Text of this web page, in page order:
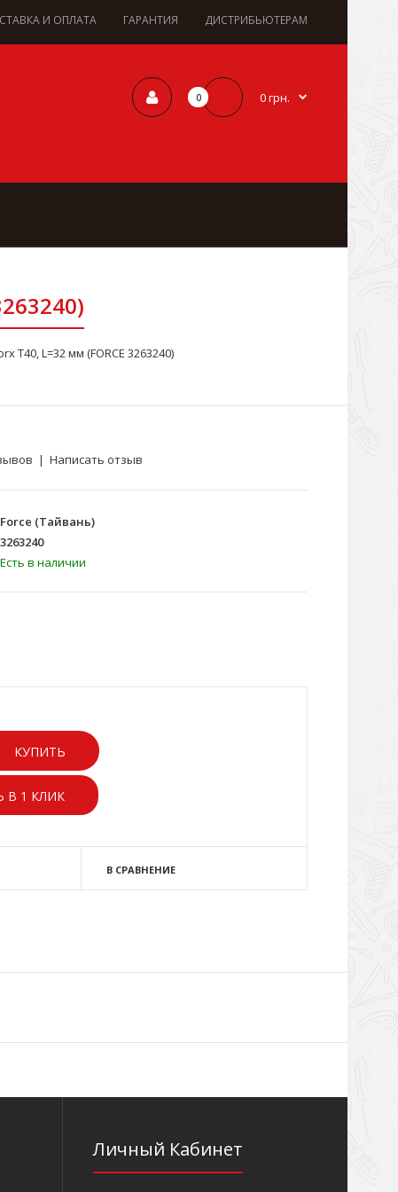
И ОПЛАТА ГАРАНТИЯ ДИСТРИБЬЮТЕРАМ
0 0 грн.
Т40, L=32 мм (FORCE 3263240)
| Написать отзыв
Force (Тайвань)
3263240
Есть в наличии
В 1 КЛИК
В СРАВНЕНИЕ
Личный Кабинет